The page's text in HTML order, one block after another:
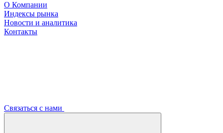
О Компании
Индексы рынка
Новости и аналитика
Контакты
Связаться с нами